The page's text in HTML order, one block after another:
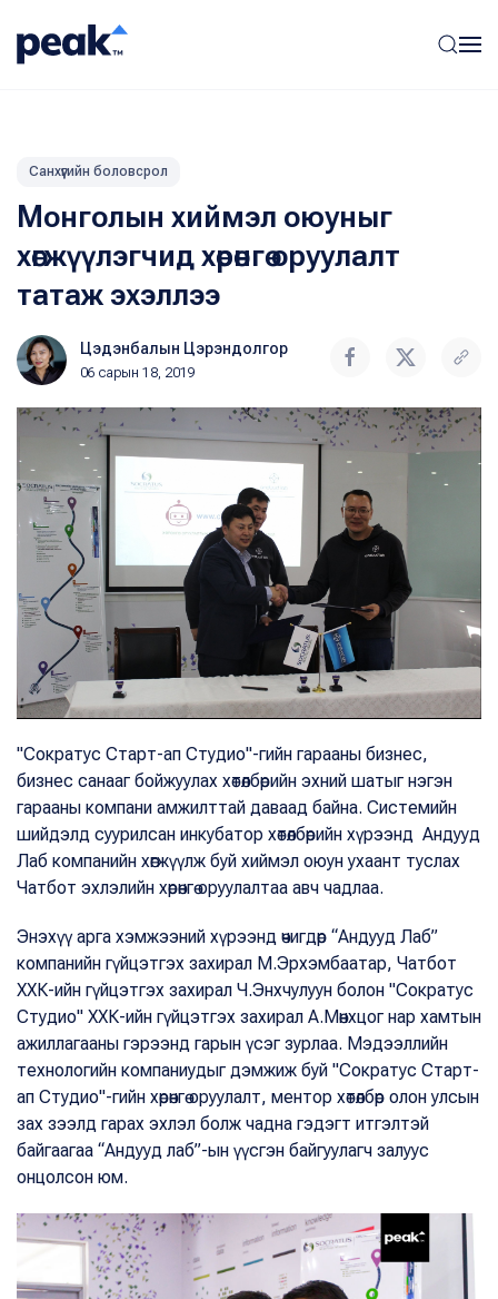
Санхүүгийн боловсрол
Монголын хиймэл оюуныг
хөгжүүлэгчид хөрөнгө оруулалт
татаж эхэллээ
Цэдэнбалын Цэрэндолгор
06 сарын 18, 2019
"Сократус Старт-ап Студио"-гийн гарааны бизнес,
бизнес санааг бойжуулах хөтөлбөрийн эхний шатыг нэгэн
гарааны компани амжилттай даваад байна. Системийн
шийдэлд суурилсан инкубатор хөтөлбөрийн хүрээнд Андууд
Лаб компанийн хөгжүүлж буй хиймэл оюун ухаант туслах
Чатбот эхлэлийн хөрөнгө оруулалтаа авч чадлаа.
Энэхүү арга хэмжээний хүрээнд өчигдөр “Андууд Лаб”
компанийн гүйцэтгэх захирал М.Эрхэмбаатар, Чатбот
ХХК-ийн гүйцэтгэх захирал Ч.Энхчулуун болон "Сократус
Студио" ХХК-ийн гүйцэтгэх захирал А.Мөнхцог нар хамтын
ажиллагааны гэрээнд гарын үсэг зурлаа. Мэдээллийн
технологийн компаниудыг дэмжиж буй "Сократус Старт-
ап Студио"-гийн хөрөнгө оруулалт, ментор хөтөлбөр олон улсын
зах зээлд гарах эхлэл болж чадна гэдэгт итгэлтэй
байгаагаа “Андууд лаб”-ын үүсгэн байгуулагч залуус
онцолсон юм.